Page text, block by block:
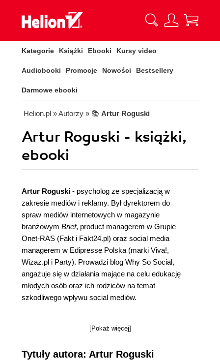
Kategorie Książki Ebooki Kursy video
Audiobooki Promocje Nowości Bestsellery
Darmowe ebooki
Helion.pl » Autorzy » 📚 Artur Roguski
Artur Roguski - książki,
ebooki
Artur Roguski - psycholog ze specjalizacją w
zakresie mediów i reklamy. Był dyrektorem do
spraw mediów internetowych w magazynie
branżowym Brief, product managerem w Grupie
Onet-RAS (Fakt i Fakt24.pl) oraz social media
managerem w Edipresse Polska (marki Viva!,
Wizaz.pl i Party). Prowadzi blog Why So Social,
angażuje się w działania mające na celu edukację
młodych osób oraz ich rodziców na temat
szkodliwego wpływu social mediów.
[Pokaż więcej]
Tytuły autora: Artur Roguski